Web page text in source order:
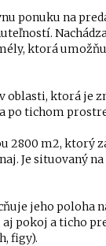
ponuku na
ktorá
oblasti, ktorá je
tichom
2800 m2, ktorý
Je situovaný
jeho poloha
pokoj a ticho
figy).